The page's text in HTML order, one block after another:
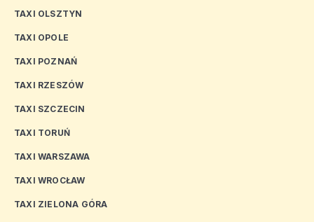
TAXI OLSZTYN
TAXI OPOLE
TAXI POZNAŃ
TAXI RZESZÓW
TAXI SZCZECIN
TAXI TORUŃ
TAXI WARSZAWA
TAXI WROCŁAW
TAXI ZIELONA GÓRA